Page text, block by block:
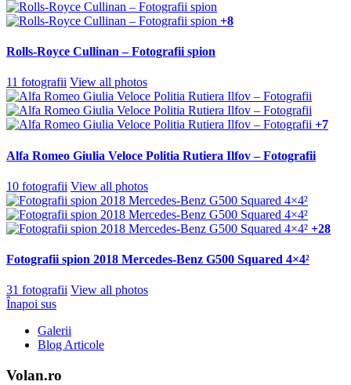
+8
Rolls-Royce Cullinan – Fotografii spion
11 fotografii View all photos
+7
Alfa Romeo Giulia Veloce Politia Rutiera Ilfov – Fotografii
10 fotografii View all photos
+28
Fotografii spion 2018 Mercedes-Benz G500 Squared 4×4²
31 fotografii View all photos
Înapoi sus
Galerii
Blog Articole
Volan.ro